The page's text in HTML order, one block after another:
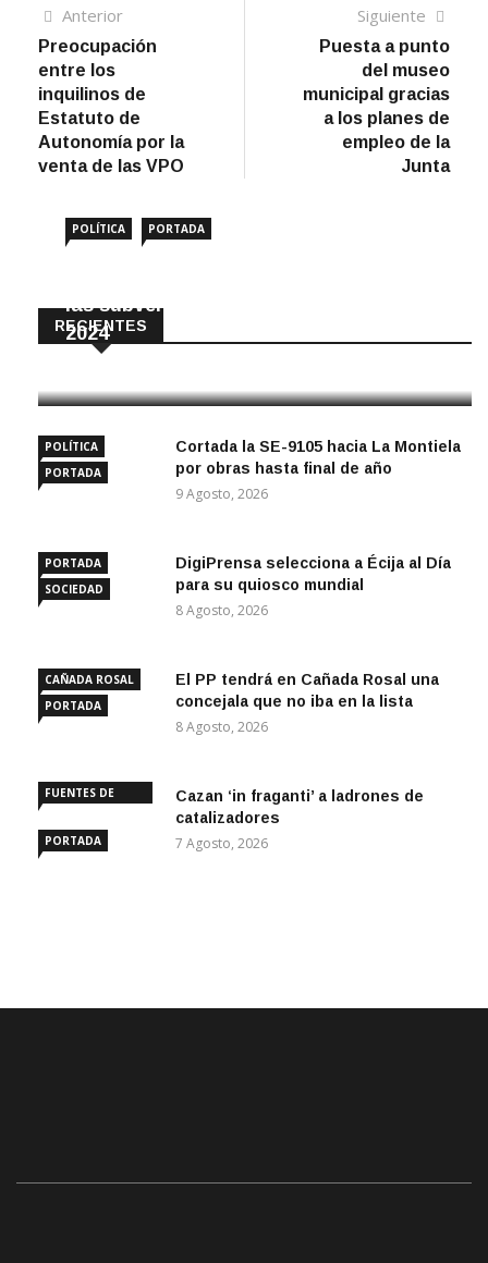
Navegación
de
entradas
AnteriorArtículo
anterior
Preocupación
entre los
inquilinos de
Estatuto de
Autonomía por la
venta de las VPO
Siguiente
Puesta a punto
del museo
municipal gracias
a los planes de
empleo de la
Junta
RECIENTES
POLÍTICA PORTADA
las subvenciones municipales desde
2024
POLÍTICA
PORTADA
Cortada la SE-9105 hacia La Montiela
por obras hasta final de año
9 Agosto, 2026
PORTADA
SOCIEDAD
DigiPrensa selecciona a Écija al Día
para su quiosco mundial
8 Agosto, 2026
CAÑADA ROSAL
PORTADA
El PP tendrá en Cañada Rosal una
concejala que no iba en la lista
8 Agosto, 2026
FUENTES DE
PORTADA
Cazan ‘in fraganti’ a ladrones de
catalizadores
7 Agosto, 2026